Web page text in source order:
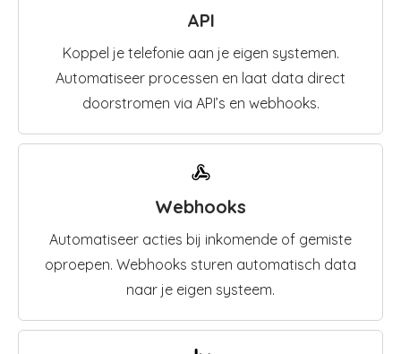
API
Koppel je telefonie aan je eigen systemen.
Automatiseer processen en laat data direct
doorstromen via API’s en webhooks.
Webhooks
Automatiseer acties bij inkomende of gemiste
oproepen. Webhooks sturen automatisch data
naar je eigen systeem.